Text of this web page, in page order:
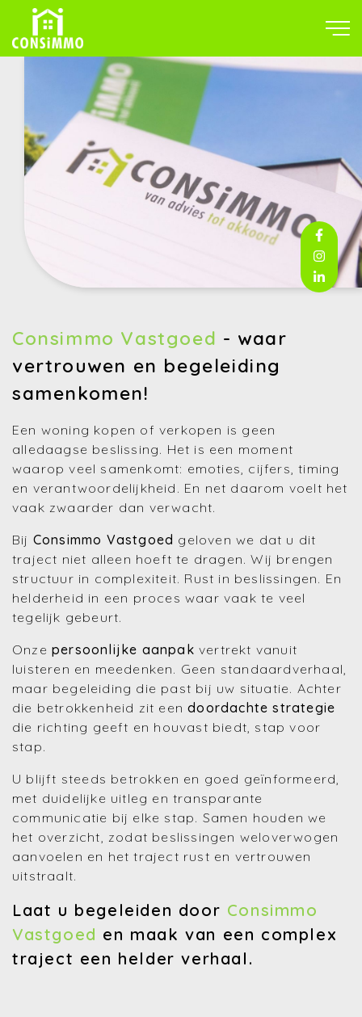
Consimmo Vastgoed - waar
vertrouwen en begeleiding
samenkomen!
Een woning kopen of verkopen is geen
alledaagse beslissing. Het is een moment
waarop veel samenkomt: emoties, cijfers, timing
en verantwoordelijkheid. En net daarom voelt het
vaak zwaarder dan verwacht.
Bij Consimmo Vastgoed geloven we dat u dit
traject niet alleen hoeft te dragen. Wij brengen
structuur in complexiteit. Rust in beslissingen. En
helderheid in een proces waar vaak te veel
tegelijk gebeurt.
Onze persoonlijke aanpak vertrekt vanuit
luisteren en meedenken. Geen standaardverhaal,
maar begeleiding die past bij uw situatie. Achter
die betrokkenheid zit eendoordachte strategie
die richting geeft en houvast biedt, stap voor
stap.
U blijft steeds betrokken en goed geïnformeerd,
met duidelijke uitleg en transparante
communicatie bij elke stap. Samen houden we
het overzicht, zodat beslissingen weloverwogen
aanvoelen en het traject rust en vertrouwen
uitstraalt.
Laat u begeleiden door Consimmo
Vastgoed en maak van een complex
traject een helder verhaal.